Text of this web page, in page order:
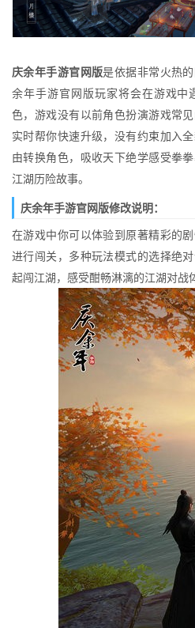
庆余年手游官网版是依据非常火热
余年手游官网版玩家将会在游戏中
色，游戏没有以前角色扮演游戏常
实时帮你快速升级，没有约束加入
由转换角色，吸收天下绝学感受拳
江湖历险故事。
庆余年手游官网版修改说明：
在游戏中你可以体验到原著精彩的
进行闯关，多种玩法模式的选择绝
起闯江湖，感受酣畅淋漓的江湖对战